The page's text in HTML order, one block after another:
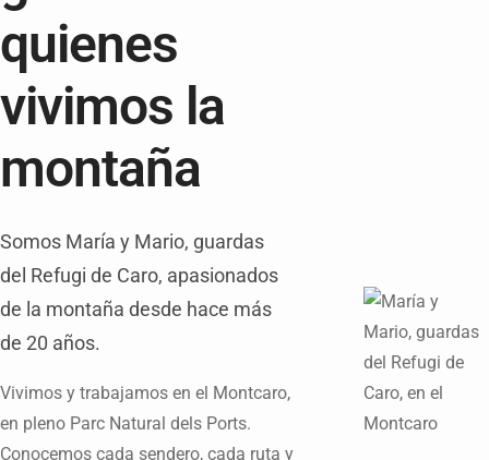
quienes
vivimos la
montaña
Somos María y Mario, guardas
del Refugi de Caro, apasionados
de la montaña desde hace más
de 20 años.
Vivimos y trabajamos en el Montcaro,
en pleno Parc Natural dels Ports.
Conocemos cada sendero, cada ruta y